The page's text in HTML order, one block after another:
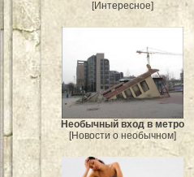
[Интересное]
Необычный вход в метро
[Новости о необычном]